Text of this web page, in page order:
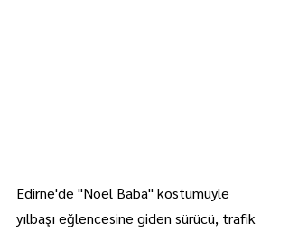
Edirne'de "Noel Baba" kostümüyle
yılbaşı eğlencesine giden sürücü, trafik